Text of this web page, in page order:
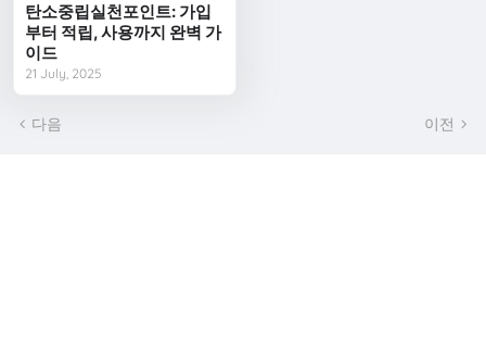
탄소중립실천포인트: 가입
부터 적립, 사용까지 완벽 가
이드
21 July, 2025
다음 이전